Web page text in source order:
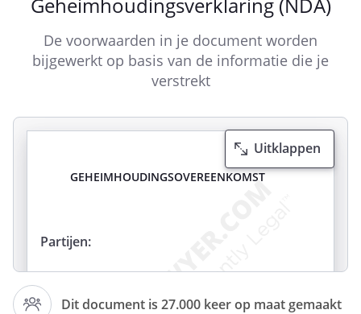
De voorwaarden in je document worden
bijgewerkt op basis van de informatie die je
verstrekt
Dit document is 27.000 keer op maat gemaakt
Uitklappen
GEHEIMHOUDINGSOVEREENKOMST
Partijen:
, gevestigd te (